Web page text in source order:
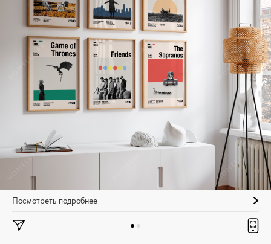
Посмотреть подробнее